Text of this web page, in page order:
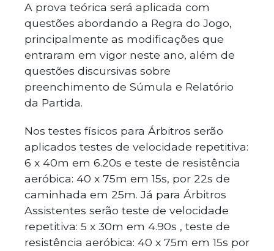
A prova teórica será aplicada com
questões abordando a Regra do Jogo,
principalmente as modificações que
entraram em vigor neste ano, além de
questões discursivas sobre
preenchimento de Súmula e Relatório
da Partida.
Nos testes físicos para Árbitros serão
aplicados testes de velocidade repetitiva:
6 x 40m em 6.20s e teste de resistência
aeróbica: 40 x 75m em 15s, por 22s de
caminhada em 25m. Já para Árbitros
Assistentes serão teste de velocidade
repetitiva: 5 x 30m em 4.90s , teste de
resistência aeróbica: 40 x 75m em 15s por